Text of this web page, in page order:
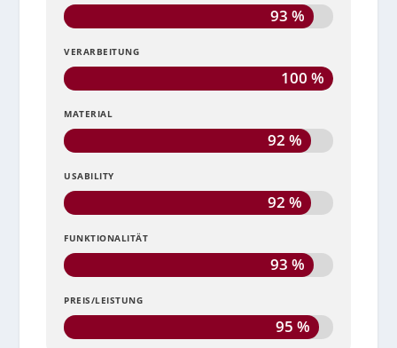
93 %
VERARBEITUNG
100 %
MATERIAL
92 %
USABILITY
92 %
FUNKTIONALITÄT
93 %
PREIS/LEISTUNG
95 %